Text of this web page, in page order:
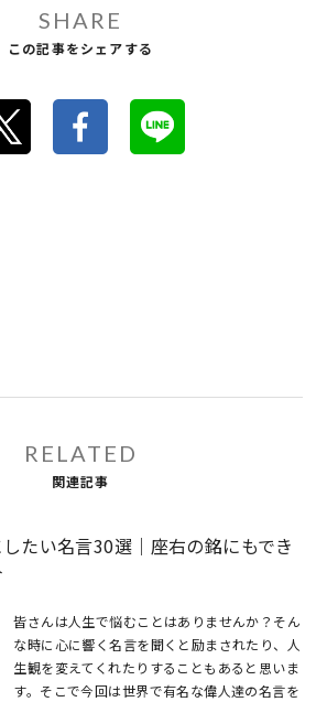
SHARE
この記事をシェアする
RELATED
関連記事
したい名言30選｜座右の銘にもでき
皆さんは人生で悩むことはありませんか？そん
な時に心に響く名言を聞くと励まされたり、人
生観を変えてくれたりすることもあると思いま
す。そこで今回は世界で有名な偉人達の名言を